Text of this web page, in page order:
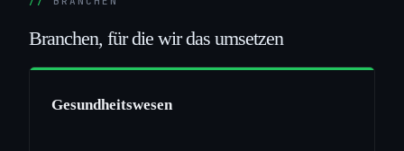
Branchen, für die wir das umsetzen
Gesundheitswesen